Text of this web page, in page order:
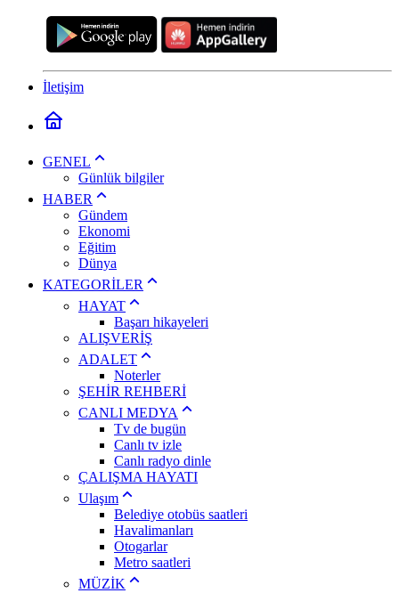
İletişim
GENEL
Günlük bilgiler
HABER
Gündem
Ekonomi
Eğitim
Dünya
KATEGORİLER
HAYAT
Başarı hikayeleri
ALIŞVERİŞ
ADALET
Noterler
ŞEHİR REHBERİ
CANLI MEDYA
Tv de bugün
Canlı tv izle
Canlı radyo dinle
ÇALIŞMA HAYATI
Ulaşım
Belediye otobüs saatleri
Havalimanları
Otogarlar
Metro saatleri
MÜZİK